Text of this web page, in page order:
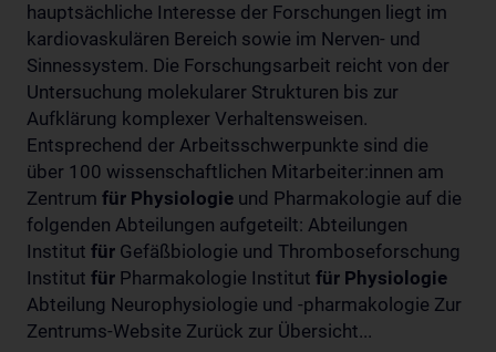
hauptsächliche Interesse der Forschungen liegt im
kardiovaskulären Bereich sowie im Nerven- und
Sinnessystem. Die Forschungsarbeit reicht von der
Untersuchung molekularer Strukturen bis zur
Aufklärung komplexer Verhaltensweisen.
Entsprechend der Arbeitsschwerpunkte sind die
über 100 wissenschaftlichen Mitarbeiter:innen am
Zentrum für Physiologie und Pharmakologie auf die
folgenden Abteilungen aufgeteilt: Abteilungen
Institut für Gefäßbiologie und Thromboseforschung
Institut für Pharmakologie Institut für Physiologie
Abteilung Neurophysiologie und -pharmakologie Zur
Zentrums-Website Zurück zur Übersicht...